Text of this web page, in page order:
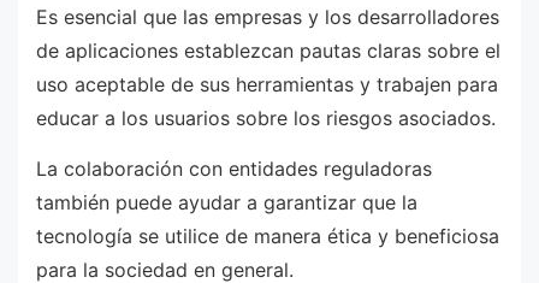
Es esencial que las empresas y los desarrolladores
de aplicaciones establezcan pautas claras sobre el
uso aceptable de sus herramientas y trabajen para
educar a los usuarios sobre los riesgos asociados.
La colaboración con entidades reguladoras
también puede ayudar a garantizar que la
tecnología se utilice de manera ética y beneficiosa
para la sociedad en general.